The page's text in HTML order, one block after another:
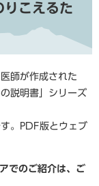
りこえるた
師が作成された
説明書」シリーズ
。PDF版とウェブ
でのご紹介は、ご